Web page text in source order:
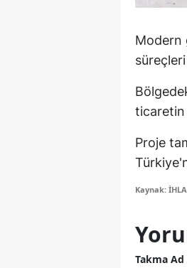
Modern
ticaretin
Proje
Kaynak:
Takma Ad